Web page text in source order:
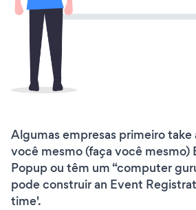
Algumas empresas primeiro take
você mesmo (faça você mesmo)
Popup ou têm um “computer
pode construir an Event
time'.